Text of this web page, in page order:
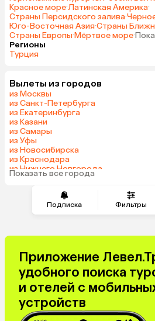
Подписка Фильтры
Красное море·Латинская Америка·
Страны Персидского залива·
Юго-Восточная Азия·Страны
Страны Европы·Мёртвое море·
Регионы
Турция
Вылеты из городов
из Москвы
из Санкт-Петербурга
из Екатеринбурга
из Казани
из Самары
из Уфы
из Новосибирска
из Краснодара
из Нижнего Новгорода
из Перми
Показать все города
Приложение
удобного поиска
и отелей с
устройств